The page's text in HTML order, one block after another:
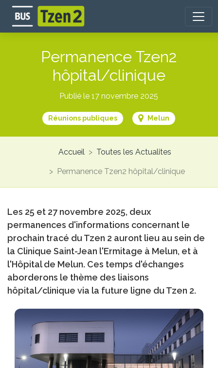
Aller
contenu
Permanence Tzen2
hôpital/clinique
Publié le 17 novembre 2025
Réunions publiques Melun
Accueil Toutes les Actualites
Permanence Tzen2 hôpital/clinique
Les 25 et 27 novembre 2025, deux
permanences d'informations concernant le
prochain tracé du Tzen 2 auront lieu au sein de
la Clinique Saint-Jean l'Ermitage à Melun, et à
l'Hôpital de Melun. Ces temps d'échanges
aborderons le thème des liaisons
hôpital/clinique via la future ligne du Tzen 2.